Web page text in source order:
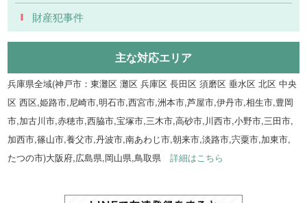
財産犯事件
主な対応エリア
兵庫県全域(神戸市：東灘区 灘区 兵庫区 長田区 須磨区 垂水区 北区 中央
区 西区,姫路市,尼崎市,明石市,西宮市,洲本市,芦屋市,伊丹市,相生市,豊岡
市,加古川市,赤穂市,西脇市,宝塚市,三木市,高砂市,川西市,小野市,三田市,
加西市,篠山市,養父市,丹波市,南あわじ市,朝来市,淡路市,宍粟市,加東市,
たつの市)大阪府,広島県,岡山県,鳥取県詳細はこちら